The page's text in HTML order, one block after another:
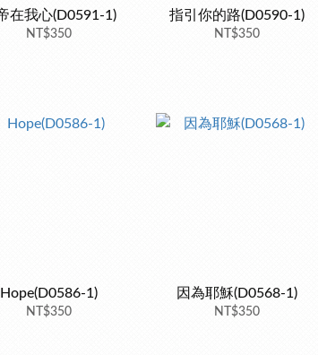
在我心(D0591-1)
NT$350
指引你的路(D0590-1)
NT$350
Hope(D0586-1)
NT$350
因為耶穌(D0568-1)
NT$350